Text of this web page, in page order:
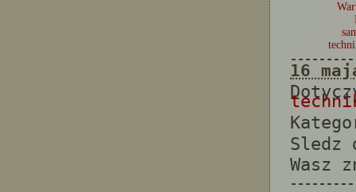
16
Sledz
Wasz